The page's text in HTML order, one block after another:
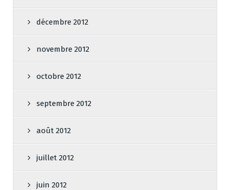
décembre 2012
novembre 2012
octobre 2012
septembre 2012
août 2012
juillet 2012
juin 2012